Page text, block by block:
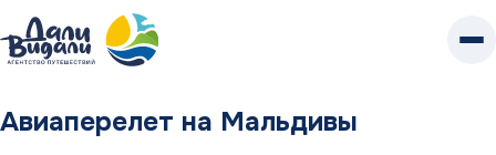
контенту
Авиаперелет на Мальдивы